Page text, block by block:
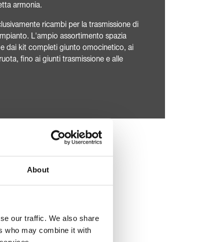
About
our traffic. We also share
who may combine it with
armonia.
ricambi per la trasmissione di
L'ampio assortimento spazia
dai kit completi giunto omocinetico, ai
fino ai giunti trasmissione e alle
e durata